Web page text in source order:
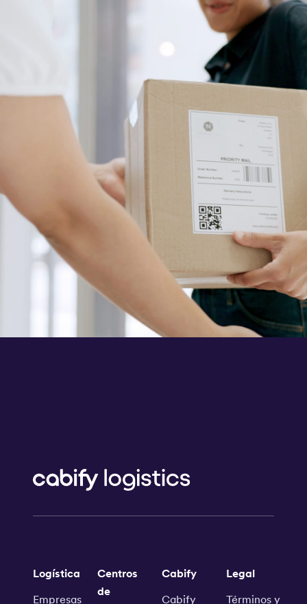
Logística
Empresas
Centros
de
Cabify
Cabify
Legal
Términos y